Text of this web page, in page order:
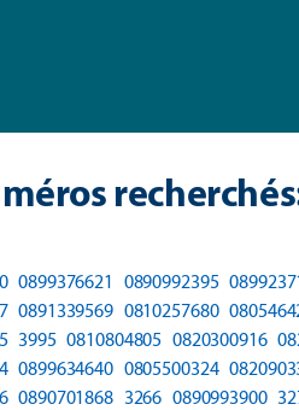
0899376621 0890992395
0891339569 0810257680
3995 0810804805 0820300916
0899634640 0805500324
0890701868 3266 0890993900